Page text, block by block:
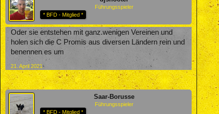
Führungsspieler
* BFD - Mitglied *
Oder sie entstehen mit ganz.wenigen Vereinen und
holen sich die C Promis aus diversen Ländern rein und
benennen es um
21. April 2021
Saar-Borusse
Führungsspieler
* BFD - Mitglied *